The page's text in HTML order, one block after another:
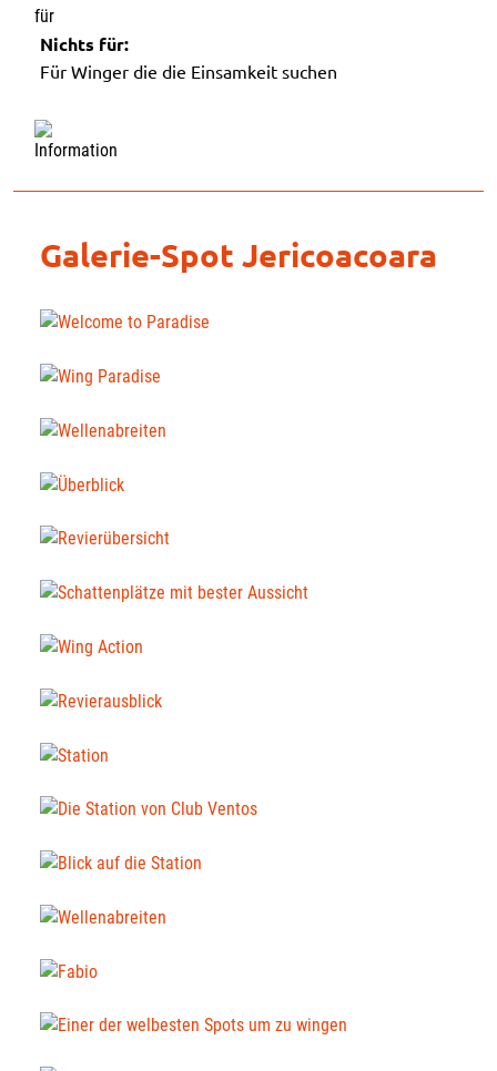
Nichts für:
Für Winger die die Einsamkeit suchen
Galerie-Spot Jericoacoara